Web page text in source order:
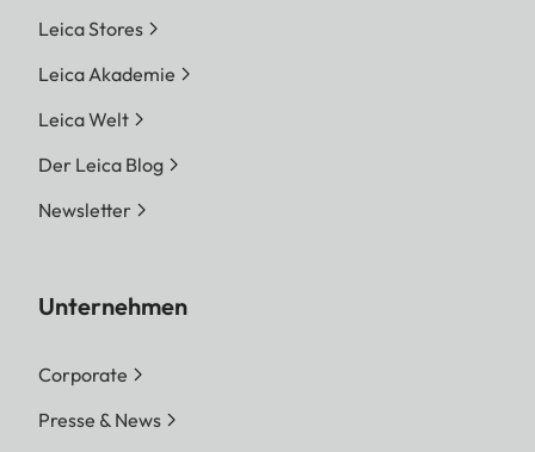
Leica Stores
Leica Akademie
Leica Welt
Der Leica Blog
Newsletter
Unternehmen
Corporate
Presse & News